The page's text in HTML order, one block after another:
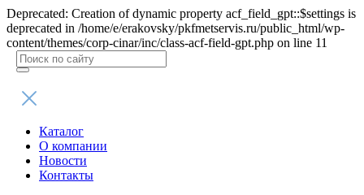
Deprecated: Creation of dynamic property acf_field_gpt::$settings is
deprecated in /home/e/erakovsky/pkfmetservis.ru/public_html/wp-
content/themes/corp-cinar/inc/class-acf-field-gpt.php on line 11
Поиск
товаров
Каталог
О компании
Новости
Контакты